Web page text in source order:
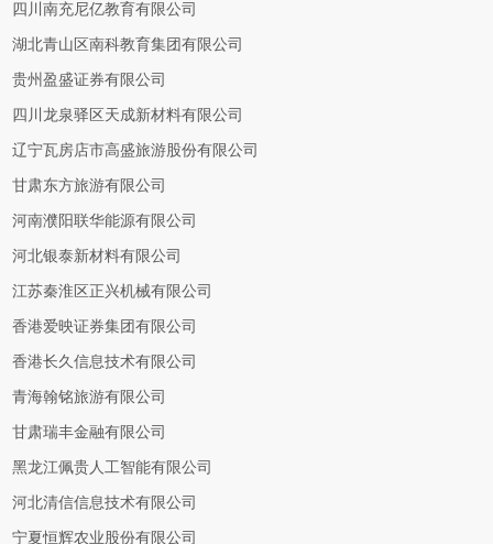
四川南充尼亿教育有限公司
湖北青山区南科教育集团有限公司
贵州盈盛证券有限公司
四川龙泉驿区天成新材料有限公司
辽宁瓦房店市高盛旅游股份有限公司
甘肃东方旅游有限公司
河南濮阳联华能源有限公司
河北银泰新材料有限公司
江苏秦淮区正兴机械有限公司
香港爱映证券集团有限公司
香港长久信息技术有限公司
青海翰铭旅游有限公司
甘肃瑞丰金融有限公司
黑龙江佩贵人工智能有限公司
河北清信信息技术有限公司
宁夏恒辉农业股份有限公司